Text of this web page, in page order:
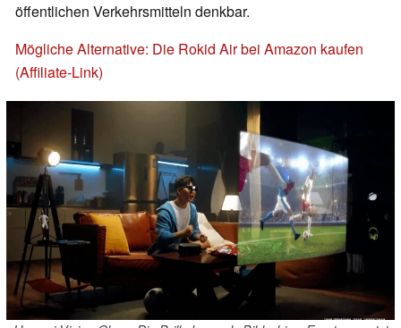
öffentlichen Verkehrsmitteln denkbar.
Mögliche Alternative: Die Rokid Air bei Amazon kaufen
(Affiliate-Link)